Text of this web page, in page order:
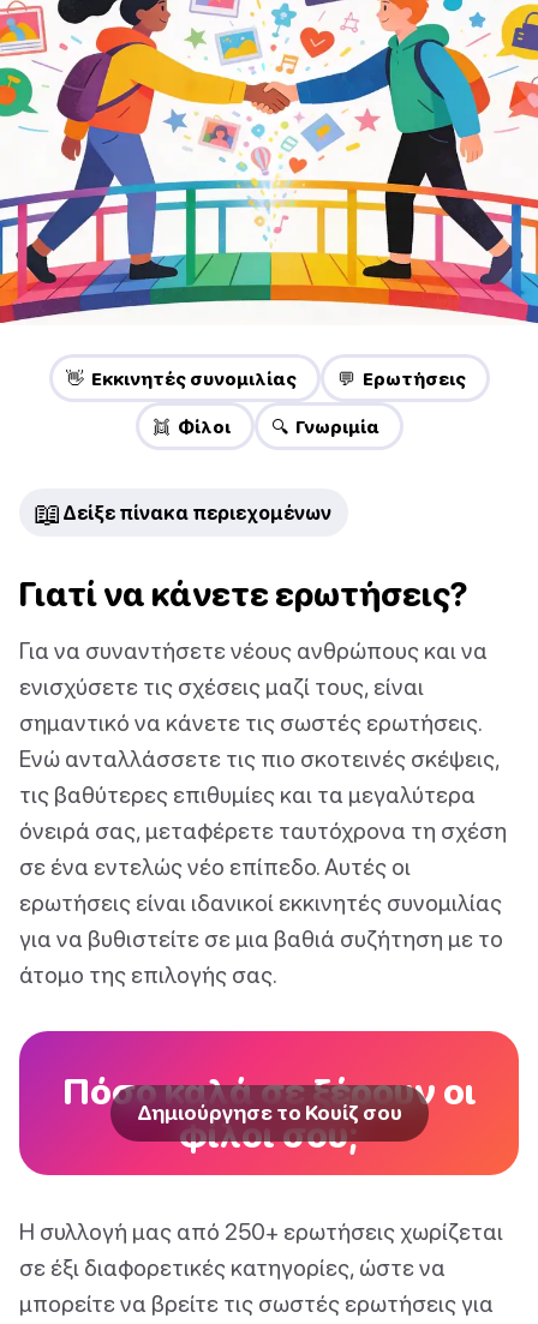
👋 Εκκινητές συνομιλίας 💬 Ερωτήσεις
👯 Φίλοι 🔍 Γνωριμία
📖 Δείξε πίνακα περιεχομένων
Γιατί να κάνετε ερωτήσεις?
Για να συναντήσετε νέους ανθρώπους και να
ενισχύσετε τις σχέσεις μαζί τους, είναι
σημαντικό να κάνετε τις σωστές ερωτήσεις.
Ενώ ανταλλάσσετε τις πιο σκοτεινές σκέψεις,
τις βαθύτερες επιθυμίες και τα μεγαλύτερα
όνειρά σας, μεταφέρετε ταυτόχρονα τη σχέση
σε ένα εντελώς νέο επίπεδο. Αυτές οι
ερωτήσεις είναι ιδανικοί εκκινητές συνομιλίας
για να βυθιστείτε σε μια βαθιά συζήτηση με το
άτομο της επιλογής σας.
Πόσο καλά σε ξέρουν οι
φίλοι σου;
Δημιούργησε το Κουίζ σου
Η συλλογή μας από 250+ ερωτήσεις χωρίζεται
σε έξι διαφορετικές κατηγορίες, ώστε να
μπορείτε να βρείτε τις σωστές ερωτήσεις για